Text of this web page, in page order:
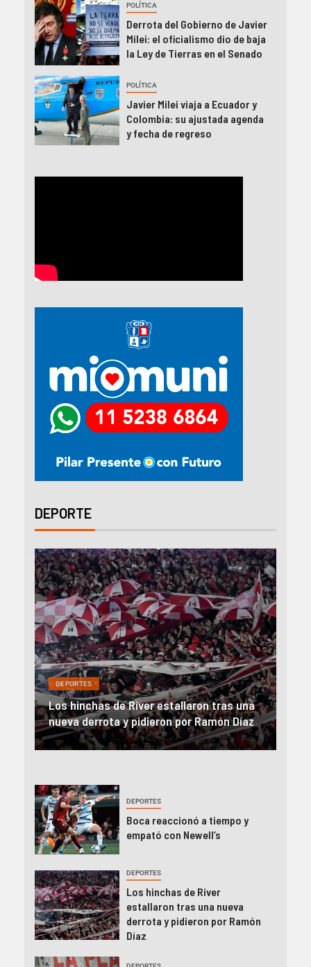
POLÍTICA
Derrota del Gobierno de Javier
Milei: el oficialismo dio de baja
la Ley de Tierras en el Senado
POLÍTICA
Javier Milei viaja a Ecuador y
Colombia: su ajustada agenda
y fecha de regreso
DEPORTE
DEPORTES
Los hinchas de River estallaron tras una
nueva derrota y pidieron por Ramón Díaz
DEPORTES
Boca reaccionó a tiempo y
empató con Newell’s
DEPORTES
Los hinchas de River
estallaron tras una nueva
derrota y pidieron por Ramón
Díaz